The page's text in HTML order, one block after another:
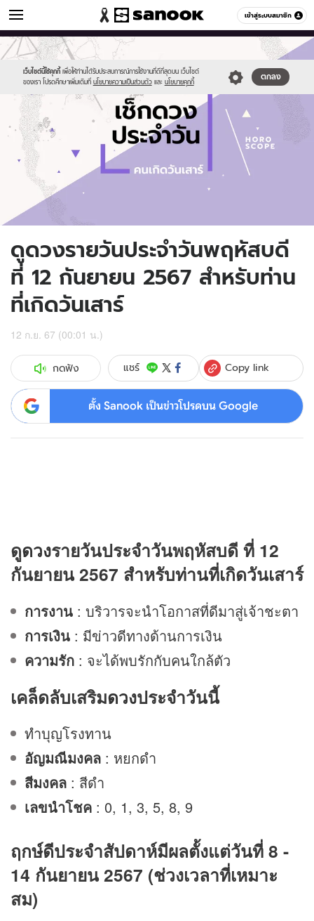
เข้าสู่ระบบสมาชิก
ดูดวง หมวดอื่นๆ
เว็บไซต์นี้ใช้คุกกี้ เพื่อให้ท่านได้รับประสบการณ์การใช้งานที่ดีที่สุดบน เว็บไซต์
ของเรา โปรดศึกษาเพิ่มเติมที่ นโยบายความเป็นส่วนตัว และ นโยบายคุกกี้
ตกลง
Sanook
//s.isanook.com/sr/0/images/logo-
new-
sanook.png
600
60
//s.isanook.com/ho/0/ud/fxd/day/daily-
horoscope-
saturday.jpg
ดูดวงรายวันประจำวันพฤหัสบดี
ที่ 12 กันยายน 2567 สำหรับท่าน
ที่เกิดวันเสาร์
12 ก.ย. 67 (00:01 น.)
กดฟัง แชร์ Copy link
ตั้ง Sanook เป็นข่าวโปรดบน Google
ดูดวงรายวันประจำวันพฤหัสบดี ที่ 12
กันยายน 2567 สำหรับท่านที่เกิดวันเสาร์
การงาน : บริวารจะนำโอกาสที่ดีมาสู่เจ้าชะตา
การเงิน : มีข่าวดีทางด้านการเงิน
ความรัก : จะได้พบรักกับคนใกล้ตัว
เคล็ดลับเสริมดวงประจำวันนี้
ทำบุญโรงทาน
อัญมณีมงคล : หยกดำ
สีมงคล : สีดำ
เลขนำโชค : 0, 1, 3, 5, 8, 9
ฤกษ์ดีประจำสัปดาห์มีผลตั้งแต่วันที่ 8 -
14 กันยายน 2567 (ช่วงเวลาที่เหมาะ
สม)